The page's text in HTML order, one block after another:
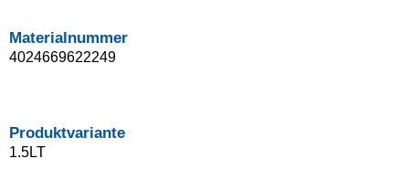
Materialnummer
4024669622249
Produktvariante
1.5LT